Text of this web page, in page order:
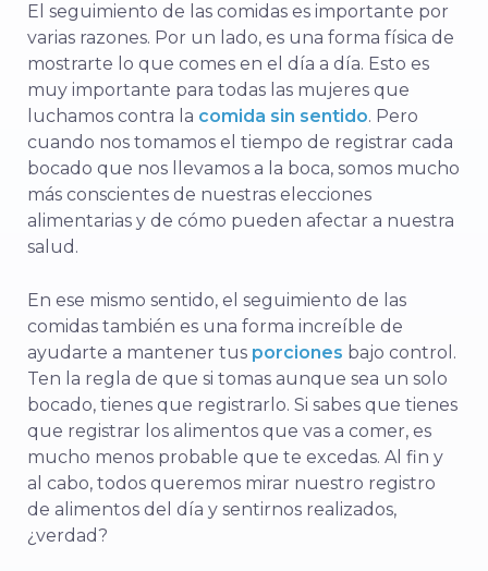
El seguimiento de las comidas es importante por
varias razones. Por un lado, es una forma física de
mostrarte lo que comes en el día a día. Esto es
muy importante para todas las mujeres que
luchamos contra la comida sin sentido. Pero
cuando nos tomamos el tiempo de registrar cada
bocado que nos llevamos a la boca, somos mucho
más conscientes de nuestras elecciones
alimentarias y de cómo pueden afectar a nuestra
salud.
En ese mismo sentido, el seguimiento de las
comidas también es una forma increíble de
ayudarte a mantener tus porciones bajo control.
Ten la regla de que si tomas aunque sea un solo
bocado, tienes que registrarlo. Si sabes que tienes
que registrar los alimentos que vas a comer, es
mucho menos probable que te excedas. Al fin y
al cabo, todos queremos mirar nuestro registro
de alimentos del día y sentirnos realizados,
¿verdad?